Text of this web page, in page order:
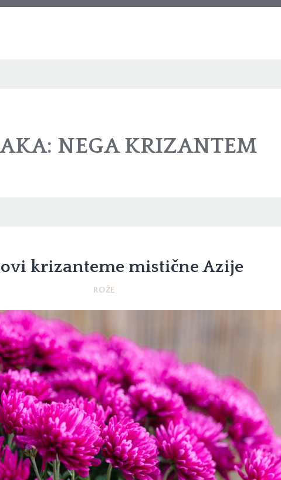
NEGA KRIZANTEM
krizanteme mistične Azije
ROŽE